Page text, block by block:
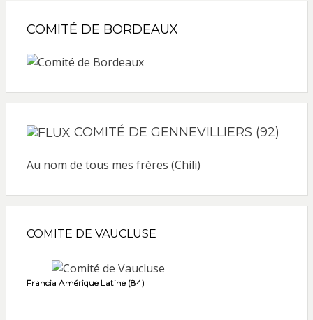
COMITÉ DE BORDEAUX
COMITÉ DE GENNEVILLIERS (92)
Au nom de tous mes frères (Chili)
COMITE DE VAUCLUSE
Francia Amérique Latine (84)